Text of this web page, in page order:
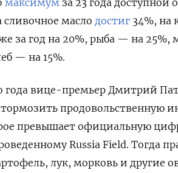
сливочное масло достиг 34%, на
за год на 20%, рыба — на
— на 15%.
года вице-премьер Дмитрий
продовольственную
превышает официальную
Russia Field. Тогда
лук, морковь и другие